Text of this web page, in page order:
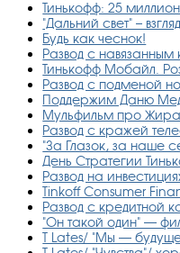
Тинькофф: 25
"Дальний свет" –
Будь как чеснок!
Развод с навязанным
Тинькофф Мобайл.
Развод с подменой
Поддержим Даню
Мульфильм про
Развод с кражей
"За Глазок, за наше
День Стратегии
Развод на
Tinkoff Consumer
Развод с кредитной
"Он такой один" —
T Lates/ "Мы —